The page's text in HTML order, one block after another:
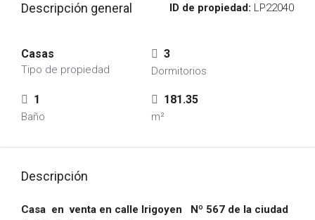
Descripción general ID de propiedad: LP22040
Casas
Tipo de propiedad
3
Dormitorios
1
Baño
181.35
m²
Descripción
Casa en venta en calle Irigoyen Nº 567 de la ciudad